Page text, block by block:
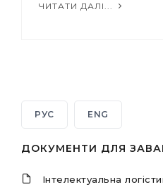
ЧИТАТИ ДАЛІ...
РУС ENG
ДОКУМЕНТИ ДЛЯ
Інтелектуальна